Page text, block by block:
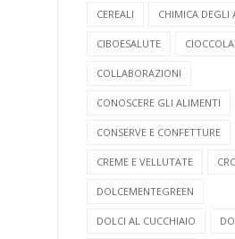
CEREALI CHIMICA DEGLI
CIBOESALUTE
COLLABORAZIONI
CONOSCERE GLI ALIMENTI
CONSERVE E CONFETTURE
CREME E VELLUTATE
DOLCEMENTEGREEN
DOLCI AL CUCCHIAIO